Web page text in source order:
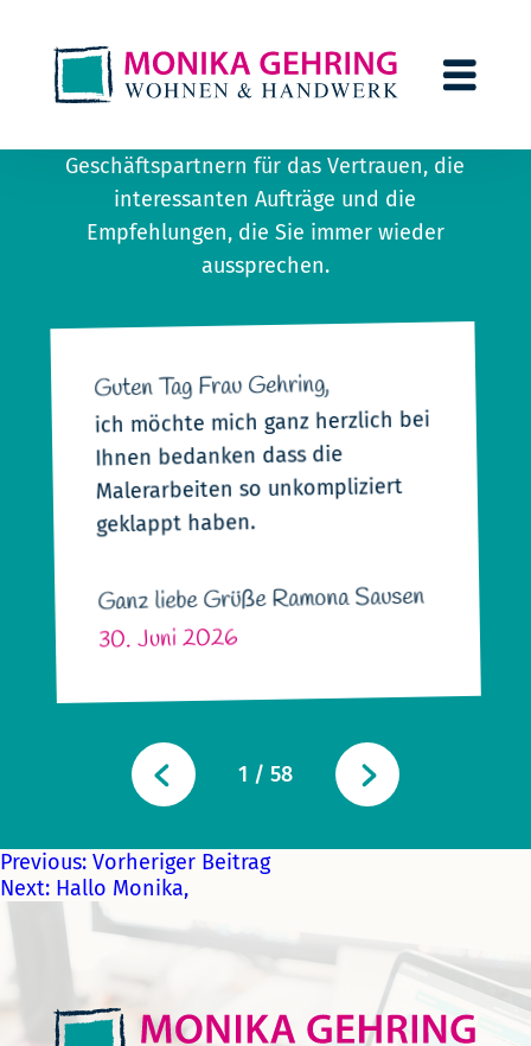
Kundenstimmen
Geschäftspartnern für das Vertrauen, die
interessanten Aufträge und die
Empfehlungen, die Sie immer wieder
aussprechen.
Guten Tag Frau Gehring,
ich möchte mich ganz herzlich bei
Ihnen bedanken dass die
Malerarbeiten so unkompliziert
geklappt haben.
Ganz liebe Grüße Ramona Sausen
30. Juni 2026
1 / 58
Previous: Vorheriger Beitrag
Next: Hallo Monika,